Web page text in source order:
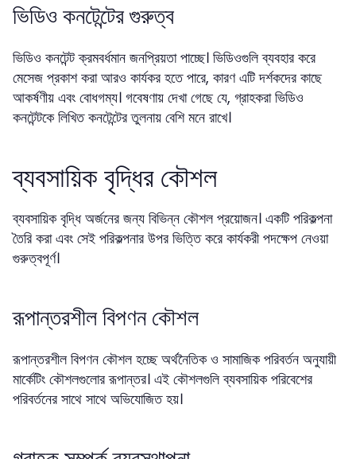
ভিডিও কনটেন্টের গুরুত্ব
ভিডিও কনটেন্ট ক্রমবর্ধমান জনপ্রিয়তা পাচ্ছে। ভিডিওগুলি ব্যবহার করে
মেসেজ প্রকাশ করা আরও কার্যকর হতে পারে, কারণ এটি দর্শকদের কাছে
আকর্ষণীয় এবং বোধগম্য। গবেষণায় দেখা গেছে যে, গ্রাহকরা ভিডিও
কনটেন্টকে লিখিত কনটেন্টের তুলনায় বেশি মনে রাখে।
ব্যবসায়িক বৃদ্ধির কৌশল
ব্যবসায়িক বৃদ্ধি অর্জনের জন্য বিভিন্ন কৌশল প্রয়োজন। একটি পরিকল্পনা
তৈরি করা এবং সেই পরিকল্পনার উপর ভিত্তি করে কার্যকরী পদক্ষেপ নেওয়া
গুরুত্বপূর্ণ।
রূপান্তরশীল বিপণন কৌশল
রূপান্তরশীল বিপণন কৌশল হচ্ছে অর্থনৈতিক ও সামাজিক পরিবর্তন অনুযায়ী
মার্কেটিং কৌশলগুলোর রূপান্তর। এই কৌশলগুলি ব্যবসায়িক পরিবেশের
পরিবর্তনের সাথে সাথে অভিযোজিত হয়।